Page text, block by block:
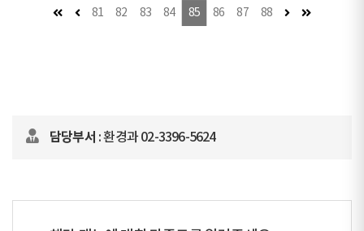
첫 페이지
이전 페이지
81 82 83 84 85 86 87 88 다음 페이지 (이
마지막 페이
담당부서 : 환경과 02-3396-5624